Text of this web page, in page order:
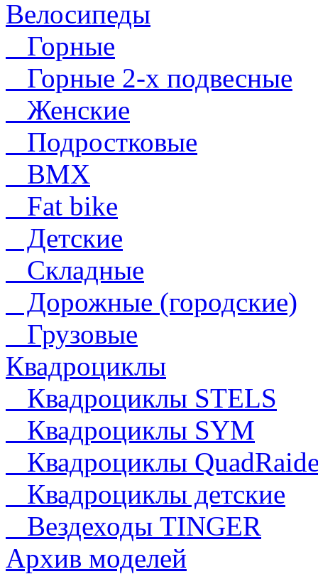
Велосипеды
Горные
Горные 2-х подвесные
Женские
Подростковые
BMX
Fat bike
Детские
Складные
Дорожные (городские)
Грузовые
Квадроциклы
Квадроциклы STELS
Квадроциклы SYM
Квадроциклы
Квадроциклы детские
Вездеходы TINGER
Архив моделей